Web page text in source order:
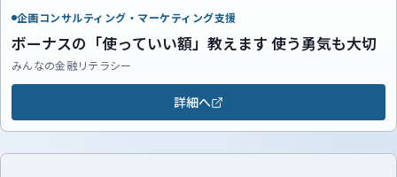
企画コンサルティング・マーケティング支援
ボーナスの「使っていい額」教えます 使う勇気も大切
みんなの金融リテラシー
詳細へ